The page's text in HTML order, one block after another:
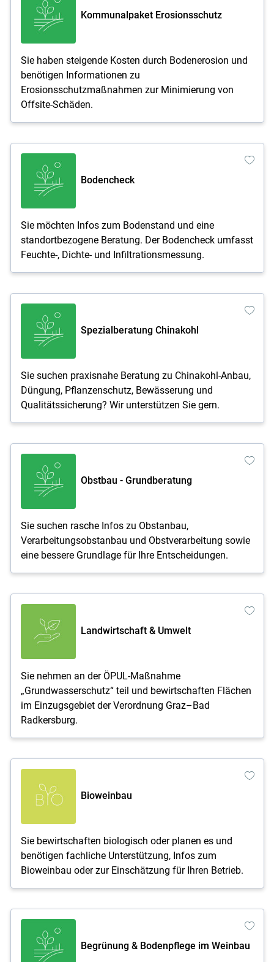
Skip to main content
Kommunalpaket Erosionsschutz
Sie haben steigende Kosten durch Bodenerosion und
benötigen Informationen zu
Erosionsschutzmaßnahmen zur Minimierung von
Offsite-Schäden.
Bodencheck
Sie möchten Infos zum Bodenstand und eine
standortbezogene Beratung. Der Bodencheck umfasst
Feuchte-, Dichte- und Infiltrationsmessung.
Spezialberatung Chinakohl
Sie suchen praxisnahe Beratung zu Chinakohl-Anbau,
Düngung, Pflanzenschutz, Bewässerung und
Qualitätssicherung? Wir unterstützen Sie gern.
Obstbau - Grundberatung
Sie suchen rasche Infos zu Obstanbau,
Verarbeitungsobstanbau und Obstverarbeitung sowie
eine bessere Grundlage für Ihre Entscheidungen.
Landwirtschaft & Umwelt
Sie nehmen an der ÖPUL-Maßnahme
„Grundwasserschutz“ teil und bewirtschaften Flächen
im Einzugsgebiet der Verordnung Graz–Bad
Radkersburg.
Bioweinbau
Sie bewirtschaften biologisch oder planen es und
benötigen fachliche Unterstützung, Infos zum
Bioweinbau oder zur Einschätzung für Ihren Betrieb.
Begrünung & Bodenpflege im Weinbau